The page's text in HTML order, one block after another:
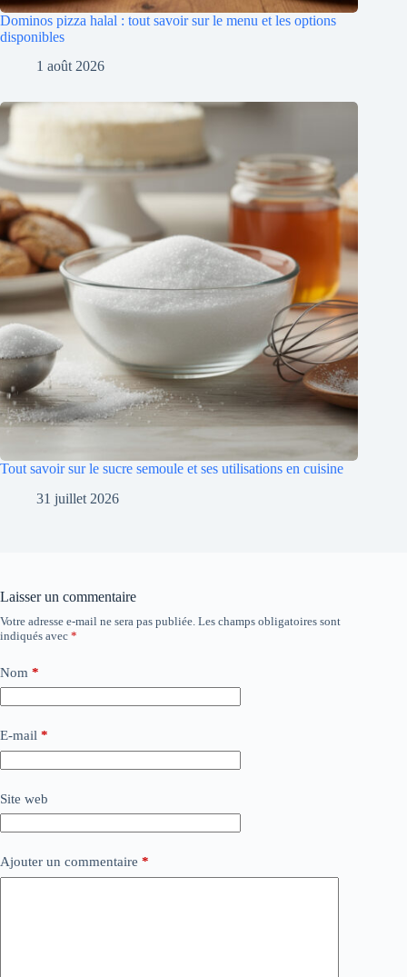
Dominos pizza halal : tout savoir sur le menu et les options
disponibles
1 août 2026
Tout savoir sur le sucre semoule et ses utilisations en cuisine
31 juillet 2026
Laisser un commentaire
Votre adresse e-mail ne sera pas publiée. Les champs obligatoires sont
indiqués avec *
Nom *
E-mail *
Site web
Ajouter un commentaire *